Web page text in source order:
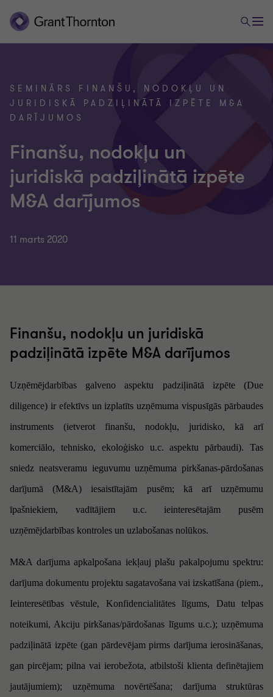
SEMINĀRS FINANŠU, NODOKĻU UN
JURIDISKĀ PADZIĻINĀTĀ IZPĒTE M&A
DARĪJUMOS
Finanšu, nodokļu un
juridiskā padziļinātā izpēte
M&A darījumos
11 marts 2020
Finanšu, nodokļu un juridiskā
padziļinātā izpēte M&A darījumos
Uzņēmējdarbības galveno aspektu padziļinātā izpēte (Due
diligence) ir efektīvs un izplatīts uzņēmuma vispusīgās pārbaudes
instruments (ietverot finanšu, nodokļu, juridisko, kā arī
komerciālo, tehnisko, ekoloģisko u.c. aspektu pārbaudi). Tas
sniedz neatsveramu ieguvumu uzņēmuma pirkšanas-pārdošanas
darījumā (M&A) iesaistītajām pusēm; kā arī uzņēmumu
īpašniekiem, vadītājiem u.c. ieinteresētajām pusēm
uzņēmējdarbības kontroles un uzlabošanas nolūkos.
M&A darījuma apkalpošana iekļauj plašu pakalpojumu spektru:
darījuma dokumentu projektu sagatavošana vai izskatīšana (piem.,
Ieinteresētības vēstule, Konfidencialitātes līgums, Datu telpas
noteikumi, Akciju pirkšanas/pārdošanas līgums u.c.); uzņēmuma
padziļinātā izpēte (gan pārdevējam pirms darījuma ierosināšanas,
gan pircējam; pilna vai ierobežota, atbilstoši klienta definētajiem
jautājumiem); uzņēmuma novērtēšana; darījuma struktūras